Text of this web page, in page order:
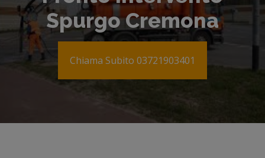
Spurgo Cremona
Chiama Subito 03721903401